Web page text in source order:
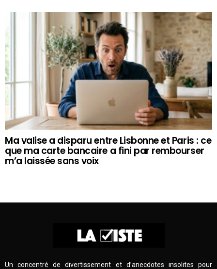
Ma valise a disparu entre Lisbonne et Paris : ce
que ma carte bancaire a fini par rembourser
m’a laissée sans voix
Un concentré de divertissement et d’anecdotes insolites pour